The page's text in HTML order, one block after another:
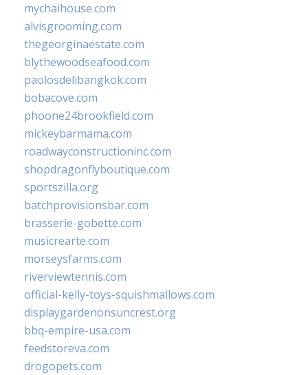
mychaihouse.com
alvisgrooming.com
thegeorginaestate.com
blythewoodseafood.com
paolosdelibangkok.com
bobacove.com
phoone24brookfield.com
mickeybarmama.com
roadwayconstructioninc.com
shopdragonflyboutique.com
sportszilla.org
batchprovisionsbar.com
brasserie-gobette.com
musicrearte.com
morseysfarms.com
riverviewtennis.com
official-kelly-toys-squishmallows.com
displaygardenonsuncrest.org
bbq-empire-usa.com
feedstoreva.com
drogopets.com